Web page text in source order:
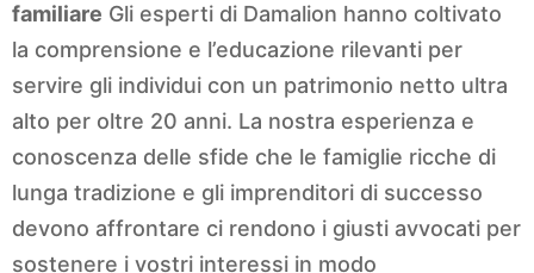
familiare Gli esperti di Damalion hanno coltivato
la comprensione e l’educazione rilevanti per
servire gli individui con un patrimonio netto ultra
alto per oltre 20 anni. La nostra esperienza e
conoscenza delle sfide che le famiglie ricche di
lunga tradizione e gli imprenditori di successo
devono affrontare ci rendono i giusti avvocati per
sostenere i vostri interessi in modo